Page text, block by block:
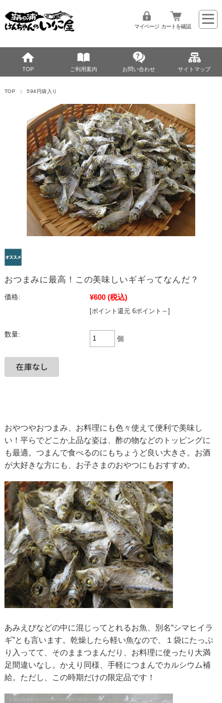
マイページ カートを確認
TOP ご利用案内 お問い合わせ サイトマップ
TOP 594円袋入り
おつまみに最高！この美味しいギギってなんだ？
価格: ¥600 (税込)
[ポイント還元 6ポイント～]
数量:
個
おやつやおつまみ、お料理にも色々使えて便利で美味し
い！平らでどこか上品な姿は、酢の物などのトッピングに
も最適。つまんで食べるのにもちょうど良い大きさ。お酒
が大好きな方にも、お子さまのおやつにもおすすめ。
あみえびなどの中に混じってとれるお魚、別名“シマヒイラ
ギ”とも言います。乾燥したら軽い魚なので、１袋にたっぷ
り入ってて、そのままつまんだり、お料理に使ったり大満
足間違いなし。かえり同様、手軽につまんでカルシウム補
給。ただし、この時期だけの限定品です！